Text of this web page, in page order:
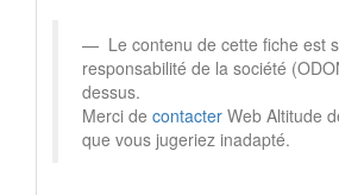
Le contenu de cette fiche est
responsabilité de la société
dessus.
Merci de contacter Web Altitude
que vous jugeriez inadapté.